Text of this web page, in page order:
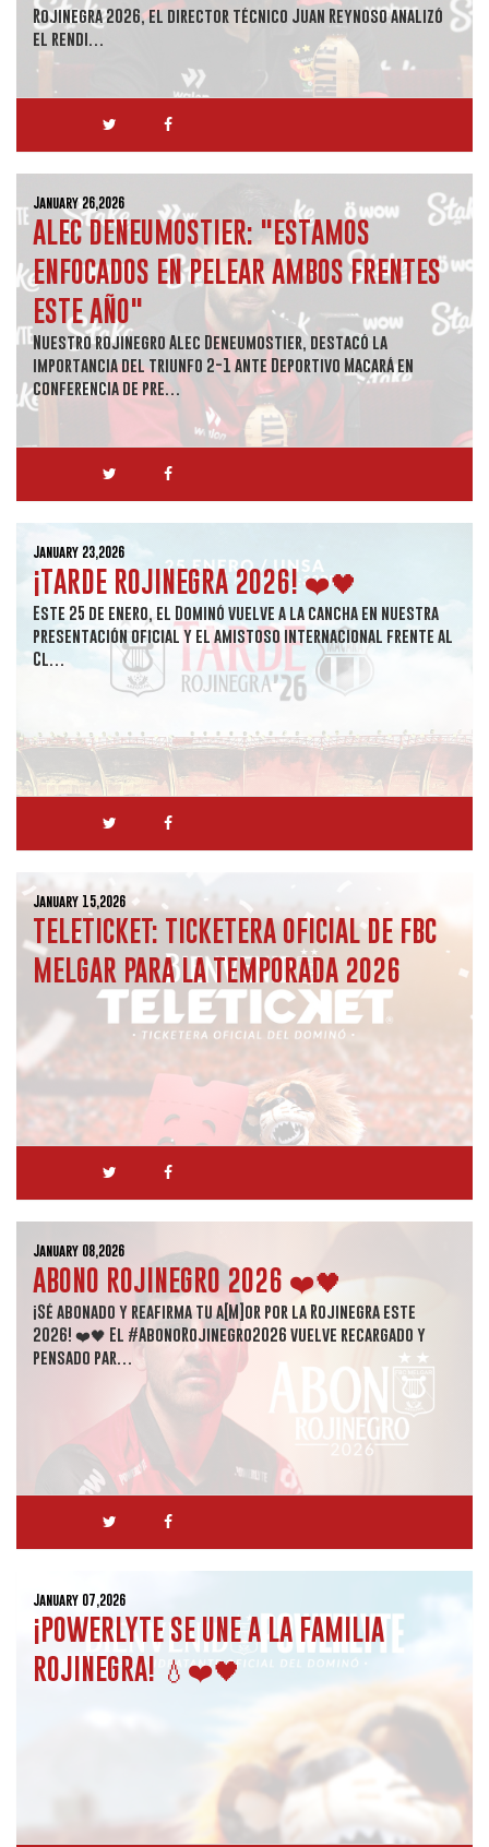
Rojinegra 2026, el director técnico Juan Reynoso analizó
el rendi…
January 26,2026
ALEC DENEUMOSTIER: "ESTAMOS
ENFOCADOS EN PELEAR AMBOS FRENTES
ESTE AÑO"
Nuestro rojinegro Alec Deneumostier, destacó la
importancia del triunfo 2-1 ante Deportivo Macará en
conferencia de pre…
January 23,2026
¡TARDE ROJINEGRA 2026! ❤️🖤
Este 25 de enero, el Dominó vuelve a la cancha en nuestra
presentación oficial y el amistoso internacional frente al
Cl…
January 15,2026
TELETICKET: TICKETERA OFICIAL DE FBC
MELGAR PARA LA TEMPORADA 2026
January 08,2026
ABONO ROJINEGRO 2026 ❤️🖤
¡Sé abonado y reafirma tu a[M]or por la Rojinegra este
2026! ❤️🖤 El #AbonoRojinegro2026 vuelve recargado y
pensado par…
January 07,2026
¡POWERLYTE SE UNE A LA FAMILIA
ROJINEGRA! 💧❤️🖤